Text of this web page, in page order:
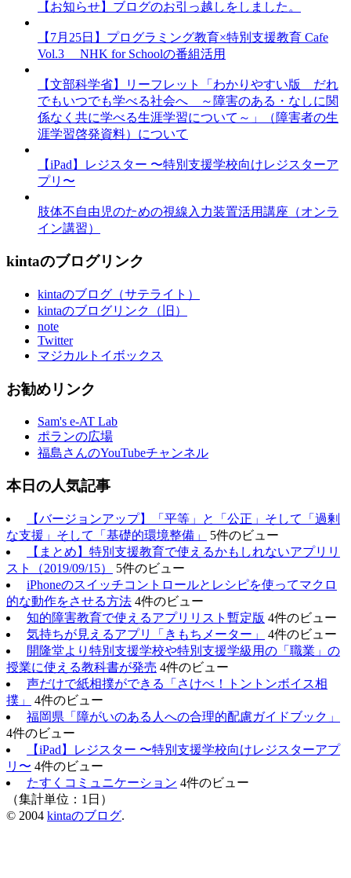
【お知らせ】ブログのお引っ越しをしました。
【7月25日】プログラミング教育×特別支援教育 Cafe
Vol.3 NHK for Schoolの番組活用
【文部科学省】リーフレット「わかりやすい版 だれ
でもいつでも学べる社会へ ～障害のある・なしに関
係なく共に学べる生涯学習について～」（障害者の生
涯学習啓発資料）について
【iPad】レジスター 〜特別支援学校向けレジスターア
プリ〜
肢体不自由児のための視線入力装置活用講座（オンラ
イン講習）
kintaのブログリンク
kintaのブログ（サテライト）
kintaのブログリンク（旧）
note
Twitter
マジカルトイボックス
お勧めリンク
Sam's e-AT Lab
ポランの広場
福島さんのYouTubeチャンネル
本日の人気記事
【バージョンアップ】「平等」と「公正」そして「過剰
な支援」そして「基礎的環境整備」
5件のビュー
【まとめ】特別支援教育で使えるかもしれないアプリリ
スト（2019/09/15）
5件のビュー
iPhoneのスイッチコントロールとレシピを使ってマクロ
的な動作をさせる方法 4件のビュー
知的障害教育で使えるアプリリスト暫定版 4件のビュー
気持ちが見えるアプリ「きもちメーター」
4件のビュー
開隆堂より特別支援学校や特別支援学級用の「職業」の
授業に使える教科書が発売 4件のビュー
声だけで紙相撲ができる「さけべ！トントンボイス相
撲」
4件のビュー
福岡県「障がいのある人への合理的配慮ガイドブック」
4件のビュー
【iPad】レジスター 〜特別支援学校向けレジスターアプ
リ〜 4件のビュー
たすくコミュニケーション 4件のビュー
（集計単位：1日）
© 2004 kintaのブログ.